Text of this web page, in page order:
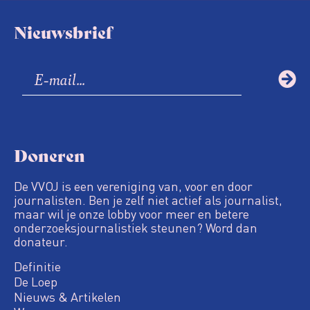
Nieuwsbrief
Doneren
De VVOJ is een vereniging van, voor en door
journalisten. Ben je zelf niet actief als journalist,
maar wil je onze lobby voor meer en betere
onderzoeksjournalistiek steunen? Word dan
donateur.
Definitie
De Loep
Nieuws & Artikelen